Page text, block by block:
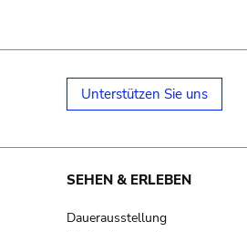
Unterstützen Sie uns
SEHEN & ERLEBEN
Dauerausstellung